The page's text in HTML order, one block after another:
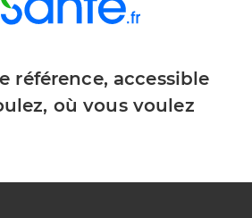
référence, accessible
où vous voulez